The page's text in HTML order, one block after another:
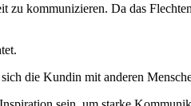
zu kommunizieren. Da das
die Kundin mit anderen